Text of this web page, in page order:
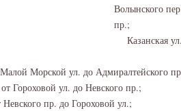
Волынского
пр.;
Казанская
Морской ул. до Адмиралтейского
Гороховой ул. до Невского пр.;
пр. до Гороховой ул.;